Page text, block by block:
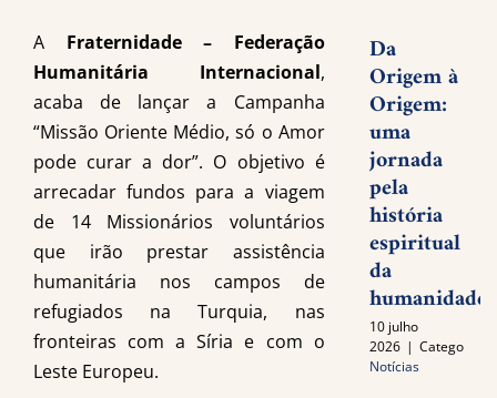
A Fraternidade – Federação
Humanitária Internacional,
acaba de lançar a Campanha
“Missão Oriente Médio, só o Amor
pode curar a dor”. O objetivo é
arrecadar fundos para a viagem
de 14 Missionários voluntários
que irão prestar assistência
humanitária nos campos de
refugiados na Turquia, nas
fronteiras com a Síria e com o
Leste Europeu.
Da
Origem à
Origem:
uma
jornada
pela
história
espiritual
da
humanidade
10 julho
2026 | Categories:
Notícias